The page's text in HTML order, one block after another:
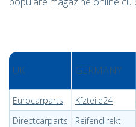
UK GERMANY
Eurocarparts Kfzteile24
Directcarparts
Reifendirekt